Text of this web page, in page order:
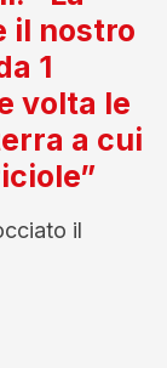
il nostro
1
volta le
a cui
il